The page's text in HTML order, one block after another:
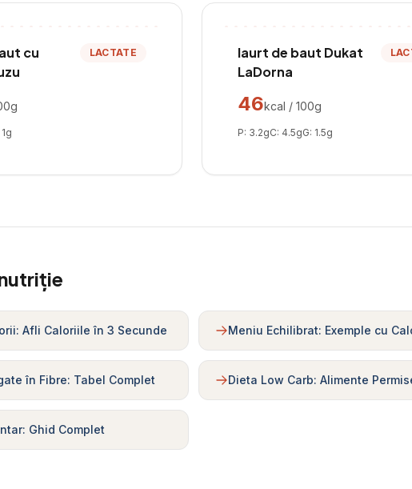
cu
LACTATE
1g
Iaurt de baut Dukat
LaDorna
46kcal / 100g
P: 3.2gC: 4.5gG: 1.5g
Afli Caloriile în 3 Secunde Meniu Echilibrat: Exemple cu
în Fibre: Tabel Complet Dieta Low Carb: Alimente
Ghid Complet